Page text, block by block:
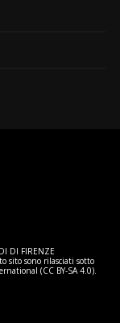
DI FIRENZE
sito sono rilasciati sotto
(CC BY-SA 4.0).